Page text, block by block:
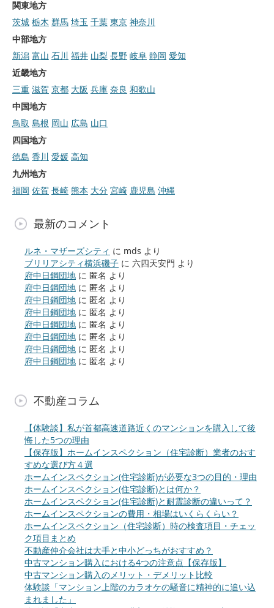
関東地方
茨城 栃木 群馬 埼玉 千葉 東京 神奈川
中部地方
新潟 富山 石川 福井 山梨 長野 岐阜 静岡 愛知
近畿地方
三重 滋賀 京都 大阪 兵庫 奈良 和歌山
中国地方
鳥取 島根 岡山 広島 山口
四国地方
徳島 香川 愛媛 高知
九州地方
福岡 佐賀 長崎 熊本 大分 宮崎 鹿児島 沖縄
最新のコメント
ルネ・マザーズシティ に mds より
ブリリアシティ横浜磯子 に 六四天安門 より
府中日鋼団地 に 匿名 より
府中日鋼団地 に 匿名 より
府中日鋼団地 に 匿名 より
府中日鋼団地 に 匿名 より
府中日鋼団地 に 匿名 より
府中日鋼団地 に 匿名 より
府中日鋼団地 に 匿名 より
府中日鋼団地 に 匿名 より
不動産コラム
【体験談】私が首都高速道路近くのマンションを購入して後
悔した5つの理由
【保存版】ホームインスペクション（住宅診断）業者のおす
すめな選び方４選
ホームインスペクション(住宅診断)が必要な3つの目的・理由
ホームインスペクション(住宅診断)とは何か？
ホームインスペクション(住宅診断)と耐震診断の違いって？
ホームインスペクションの費用・相場はいくらくらい？
ホームインスペクション（住宅診断）時の検査項目・チェッ
ク項目まとめ
不動産仲介会社は大手と中小どっちがおすすめ？
中古マンション購入における4つの注意点【保存版】
中古マンション購入のメリット・デメリット比較
体験談「マンション上階のカラオケの騒音に精神的に追い込
まれました」